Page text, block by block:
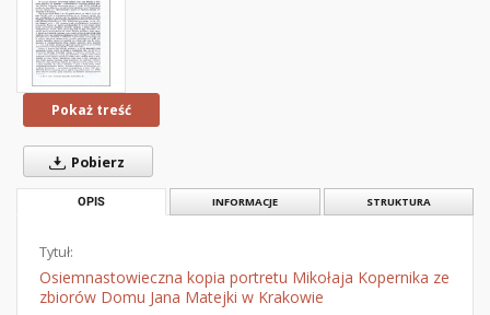
Pokaż treść
Pobierz
OPIS INFORMACJE STRUKTURA
Tytuł:
Osiemnastowieczna kopia portretu Mikołaja Kopernika ze
zbiorów Domu Jana Matejki w Krakowie